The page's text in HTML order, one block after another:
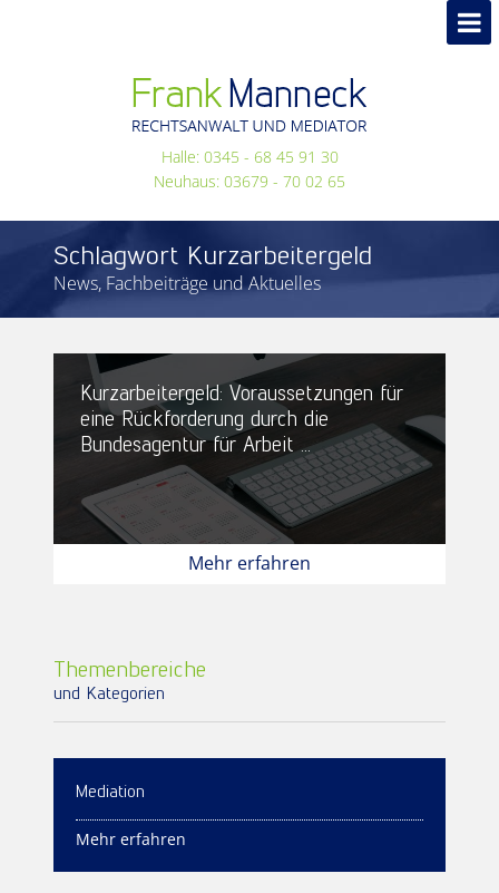
Halle: 0345 - 68 45 91 30
Neuhaus: 03679 - 70 02 65
Schlagwort Kurzarbeitergeld
News, Fachbeiträge und Aktuelles
Kurzarbeitergeld: Voraussetzungen für
eine Rückforderung durch die
Bundesagentur für Arbeit ...
Mehr erfahren
Themenbereiche
und Kategorien
Mediation
Mehr erfahren